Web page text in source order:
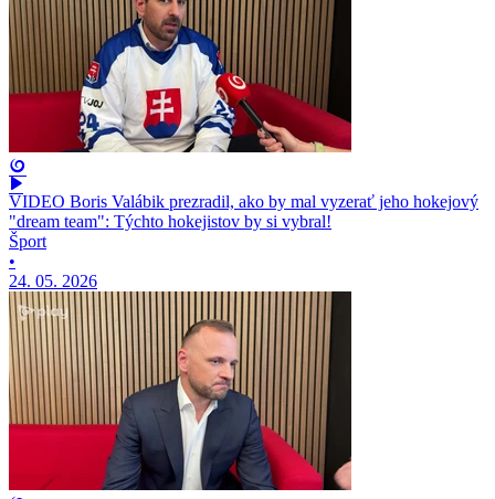
VIDEO Boris Valábik prezradil, ako by mal vyzerať jeho hokejový
"dream team": Týchto hokejistov by si vybral!
Šport
•
24. 05. 2026